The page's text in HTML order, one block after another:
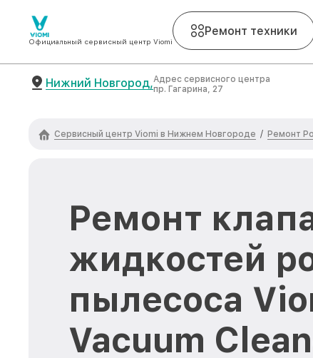
Официальный сервисный центр Viomi
Ремонт техники
Нижний Новгород,Адрес сервисного центра
пр. Гагарина, 27
Сервисный центр Viomi в Нижнем Новгороде / Ремонт
Ремонт
жидкостей
пылесоса
Vacuum